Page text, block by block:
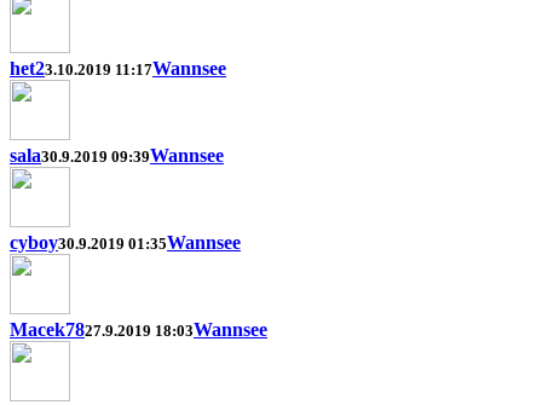
het23.10.2019 11:17Wannsee
sala30.9.2019 09:39Wannsee
cyboy30.9.2019 01:35Wannsee
Macek7827.9.2019 18:03Wannsee